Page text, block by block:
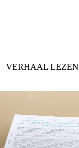
VERHAAL LEZEN